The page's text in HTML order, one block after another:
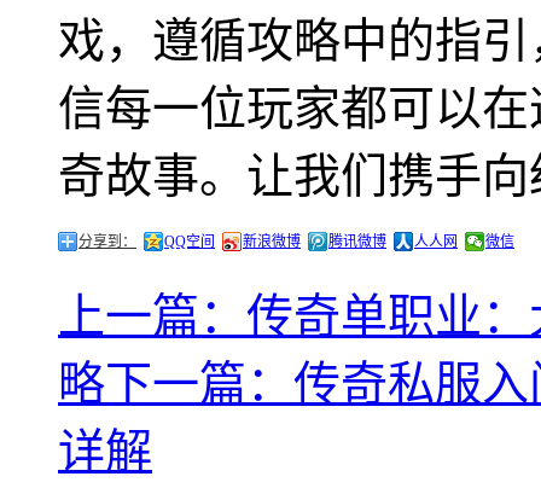
戏，遵循攻略中的指
信每一位玩家都可以
奇故事。让我们携手
分享到： QQ空间 新浪微博 腾讯微博 人人网 微信
上一篇：传奇单职业
略下一篇：传奇私服
详解